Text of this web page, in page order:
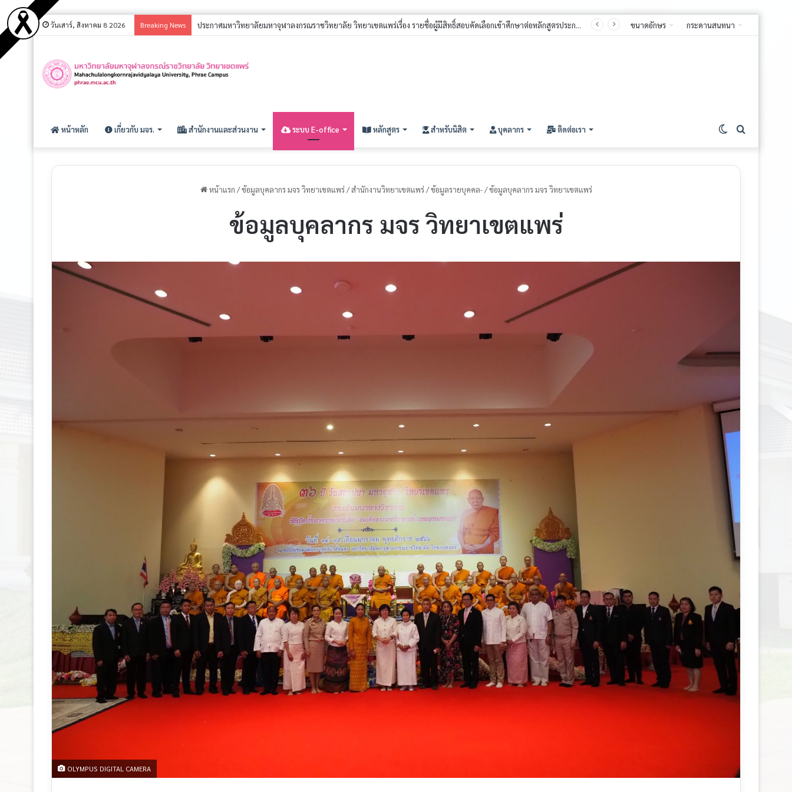
วันเสาร์, สิงหาคม 8 2026 Breaking News ประกาศมหาวิทยาลัยมหาจุฬาลงกรณราชวิทยาลัย วิทยาเขตแพร่เรื่อง รายชื่อผู้มีสิทธิ์สอบคัดเลือกเข้าศึกษาต่อหลักสูตรประกาศนียบัตรบัณฑิต สาขาวิชาชีพครู(หลักสูตรใหม่ พ.ศ. ๒๕๖๘) ประจำปีการศึกษา ๒๕๖๙ (รอบที่ ๒) ขนาดอักษร กระดานสนทนา
หน้าหลัก เกี่ยวกับ มจร. สำนักงานและส่วนงาน ระบบ E-office หลักสูตร สำหรับนิสิต บุคลากร ติดต่อเรา
หน้าแรก / ข้อมูลบุคลากร มจร วิทยาเขตแพร่ / สำนักงานวิทยาเขตแพร่ / ข้อมูลรายบุคคล- / ข้อมูลบุคลากร มจร วิทยาเขตแพร่
ข้อมูลบุคลากร มจร วิทยาเขตแพร่
OLYMPUS DIGITAL CAMERA